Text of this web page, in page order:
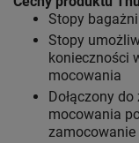
Stopy
Stopy
konieczności
mocowania
Dołączony
mocowania